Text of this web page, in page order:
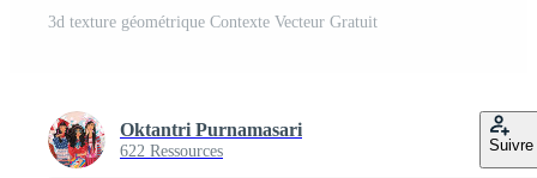
3d texture géométrique Contexte Vecteur Gratuit
Oktantri Purnamasari
622 Ressources Suivre